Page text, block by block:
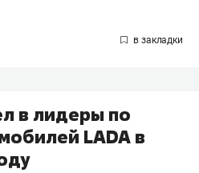
в лидеры по
LADA в